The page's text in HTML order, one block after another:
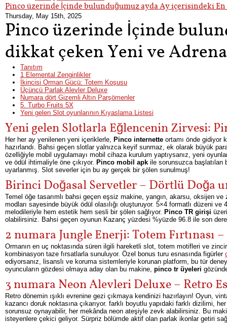
Pinco üzerinde İçinde bulunduğumuz ayda Ay içerisindeki
Thursday, May 15th, 2025
Pinco üzerinde İçinde
dikkat çeken Yeni ve
Tanıtım
1 Elemental Zenginlikler
İkincisi Orman Gücü: Totem Koşusu
Üçüncü Parlak Alevler Deluxe
Numara dört Gizemli Altın Parşömenler
5. Turbo Fruits 5X
Yeni gelen Slot oyunlarının Kıyaslama Listesi
Yeni gelen Slotlarla Eğlencenin Zirvesi:
Her her ay yenilenen yeni içeriklerle, Pinco internette ortamı önde gidiyor
hazırlandı. Bahsi geçen slotlar yalnızca keyif sunmaz, ek olarak büyük
özelliğiyle mobil uygulamayı mobil cihaza kurulum yaptıysanız, yeni
ve ödül ihtimaliyle öne çıkıyor. Pinco mobil apk ile sorunsuzca başlatılan
uyarlanmış. Slot severler için bu ay gerçek bir şölen sunulmuş!
Birinci Doğasal Servetler – Dörtlü Doğa
Temel öğe tasarımlı bahsi geçen eşsiz makine, yangın, akarsu, oksijen
modları sayesinde büyük ödül olasılığı oluşturuyor. 5×4 formatlı düzeni
melodileriyle hem estetik hem sesli bir şölen sağlıyor. Pinco TR girişi
olabilirsiniz. Bahsi geçen oyunun Kazanç yüzdesi %yüzde 96.8 ile son
2 numara Jungle Enerji: Totem Fırtınası
Ormanın en uç noktasında süren ilgili hareketli slot, totem motifleri ve
kombinasyon taze fırsatlarla sunuluyor. Özel bonus turu esnasında figürler
ediyorsanız, lisanslı ve koruma sistemleriyle korunan platform, bu tür
oyuncuların gözdesi olmaya aday olan bu makine, pinco tr üyeleri
3 numara Neon Alevleri Deluxe – Retro
Retro dönemin ışıklı evrenine gezi çıkmaya kendinizi hazırlayın! Oyun,
kazancı doruk noktasına çıkarıyor. farklı boyutlu yapıdaki farklı dizilimi,
sorunsuz oynayabilir, her mekânda neon ateşiyle zevk alabilirsiniz. Bu
isteyenlere çekici geliyor. Sürpriz bölümde aktif olan parlak ikonlar getiri